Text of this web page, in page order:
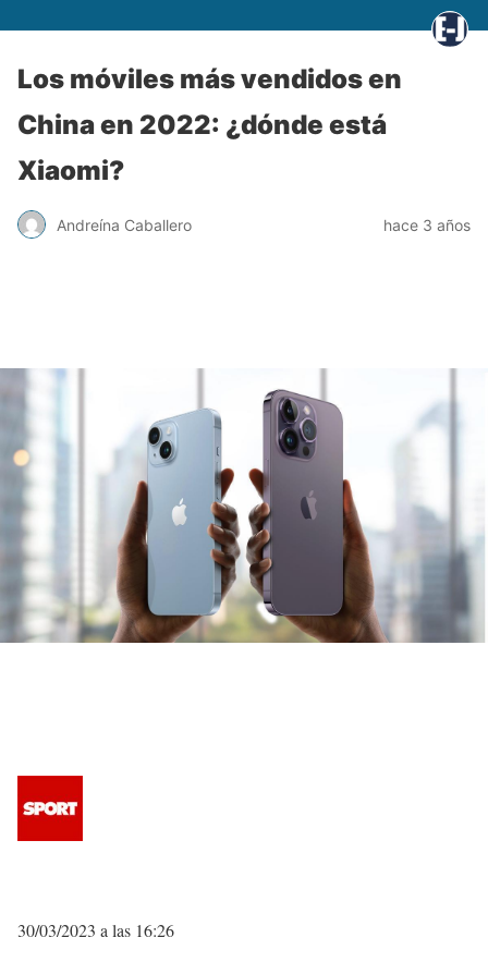
Los móviles más vendidos en
China en 2022: ¿dónde está
Xiaomi?
Andreína Caballero hace 3 años
30/03/2023 a las 16:26